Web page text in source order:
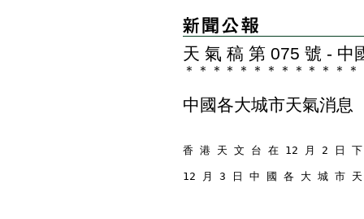
天 氣 稿 第 075 號 - 中
＊ ＊ ＊ ＊ ＊ ＊ ＊ ＊ ＊ ＊ ＊ ＊ ＊
中國各大城市天氣消息
香 港 天 文 台 在 12 月 2 日
12 月 3 日 中 國 各 大 城 市